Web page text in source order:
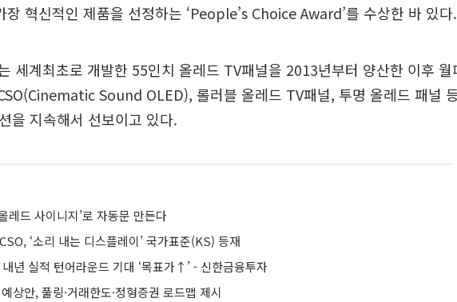
장 혁신적인 제품을 선정하는 ‘People’s Choice Award’를 수상한 바 있다.
세계최초로 개발한 55인치 올레드 TV패널을 2013년부터 양산한 이후 월
Sound OLED), 롤러블 올레드 TV패널, 투명 올레드 패널
을 지속해서 선보이고 있다.
레드 사이니지’로 자동문 만든다
‘소리 내는 디스플레이’ 국가표준(KS) 등재
년 실적 턴어라운드 기대 ‘목표가↑’ - 신한금융투자
상안, 풀링·거래한도·정형증권 로드맵 제시